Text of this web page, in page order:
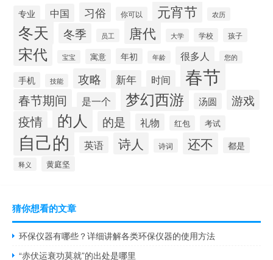
专业 中国 习俗 你可以 元宵节 农历
冬天 冬季 员工 唐代 大学 学校 孩子
宋代 宝宝 寓意 年初 年龄 很多人 您的
手机 技能 攻略 新年 时间 春节
春节期间 是一个 梦幻西游 汤圆 游戏
疫情 的人 的是 礼物 红包 考试
自己的 英语 诗人 诗词 还不 都是
释义 黄庭坚
猜你想看的文章
环保仪器有哪些？详细讲解各类环保仪器的使用方法
“赤伏运衰功莫就”的出处是哪里